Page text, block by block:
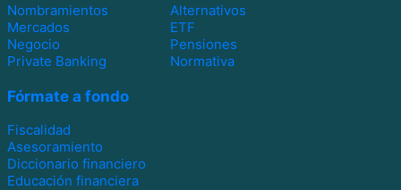
Nombramientos
Alternativos
Mercados
ETF
Negocio
Pensiones
Private Banking
Normativa
Fórmate a fondo
Fiscalidad
Asesoramiento
Diccionario financiero
Educación financiera